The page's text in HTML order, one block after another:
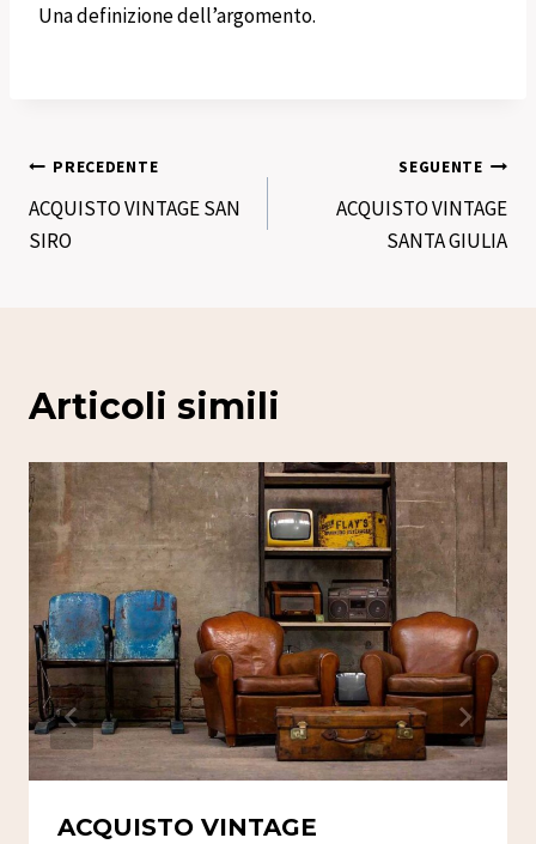
Una definizione dell’argomento.
Navigazione
articoli
PRECEDENTE
ACQUISTO VINTAGE SAN
SIRO
SEGUENTE
ACQUISTO VINTAGE
SANTA GIULIA
Articoli simili
ACQUISTO VINTAGE